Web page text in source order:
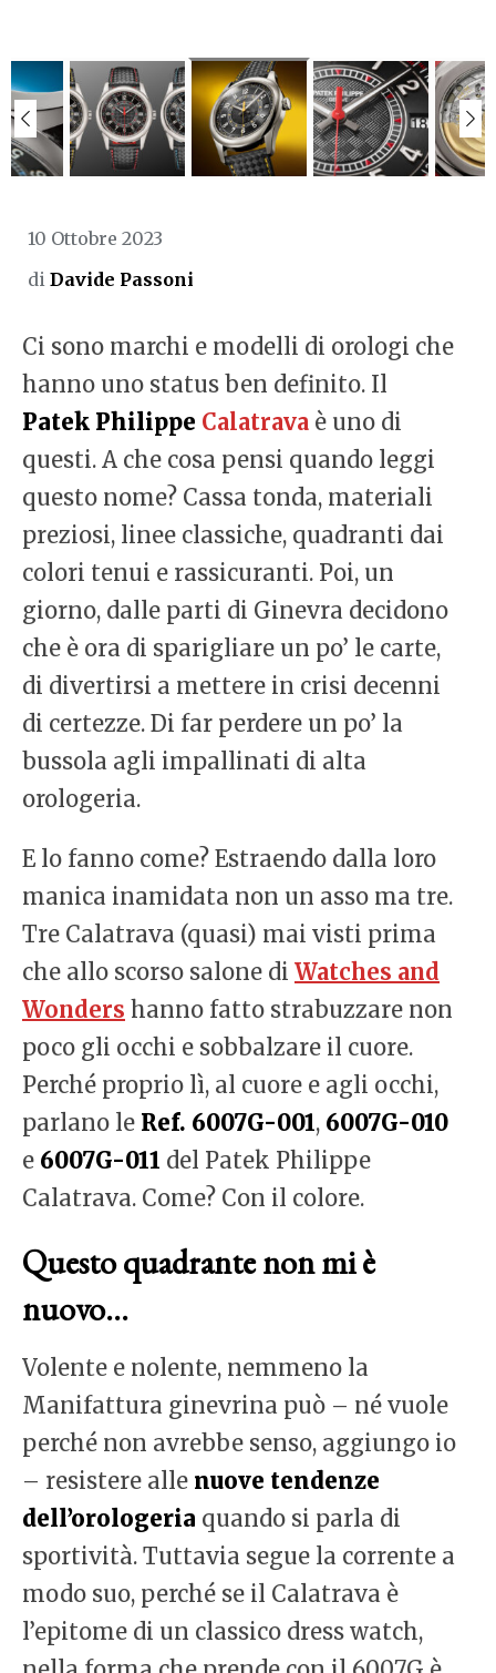
10 Ottobre 2023
di Davide Passoni
Ci sono marchi e modelli di orologi che
hanno uno status ben definito. Il
Patek Philippe Calatrava è uno di
questi. A che cosa pensi quando leggi
questo nome? Cassa tonda, materiali
preziosi, linee classiche, quadranti dai
colori tenui e rassicuranti. Poi, un
giorno, dalle parti di Ginevra decidono
che è ora di sparigliare un po’ le carte,
di divertirsi a mettere in crisi decenni
di certezze. Di far perdere un po’ la
bussola agli impallinati di alta
orologeria.
E lo fanno come? Estraendo dalla loro
manica inamidata non un asso ma tre.
Tre Calatrava (quasi) mai visti prima
che allo scorso salone di Watches and
Wonders hanno fatto strabuzzare non
poco gli occhi e sobbalzare il cuore.
Perché proprio lì, al cuore e agli occhi,
parlano le Ref. 6007G-001, 6007G-010
e 6007G-011 del Patek Philippe
Calatrava. Come? Con il colore.
Questo quadrante non mi è
nuovo…
Volente e nolente, nemmeno la
Manifattura ginevrina può – né vuole
perché non avrebbe senso, aggiungo io
– resistere alle nuove tendenze
dell’orologeria quando si parla di
sportività. Tuttavia segue la corrente a
modo suo, perché se il Calatrava è
l’epitome di un classico dress watch,